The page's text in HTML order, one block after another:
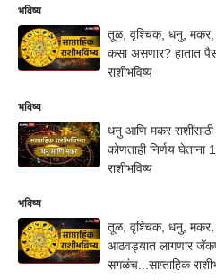
भविष्य
तूळ, वृश्चिक, धनु, मकर,
कसा असणार? हातात
राशीभविष्य
भविष्य
धनु आणि मकर राशींसाठी
कोणताही निर्णय घेताना
राशीभविष्य
भविष्य
तूळ, वृश्चिक, धनु, मकर,
आठवड्यात लागणार
सगळंच...साप्ताहिक